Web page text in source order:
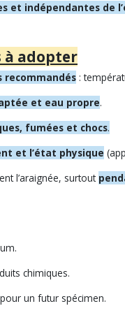
et indépendantes de
à adopter
recommandés :
et eau propre.
fumées et chocs.
et l’état physique
l’araignée, surtout
chimiques.
un futur spécimen.